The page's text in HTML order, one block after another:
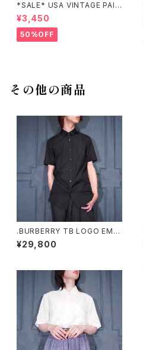
*SALE* USA VINTAGE PAIS
LEY PATTERNED DESIGN S
KIRT/アメリカ古着ペイズリー
柄デザインスカート
¥3,450
50%OFF
その他の商品
.BURBERRY TB LOGO EMB
ROIDERY DESIGN HALF SL
EEVE SHIRT/バーバリーTBロ
¥29,800